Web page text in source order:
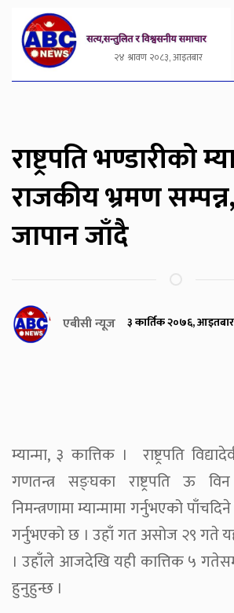
२४ श्रावण २०८३, आइतबार
राष्ट्रपति भण्डारीको
राजकीय भ्रमण
जापान जाँदै
एबीसी न्यूज ३ कार्तिक २०७६,
म्यान्मा, ३ कात्तिक । राष्ट्रपति
गणतन्त्र सङ्घका राष्ट्रपति ऊ विन
निमन्त्रणामा म्यान्मामा गर्नुभएको
गर्नुभएको छ । उहाँ गत असोज २९ गते
। उहाँले आजदेखि यही कात्तिक ५
हुनुहुन्छ ।